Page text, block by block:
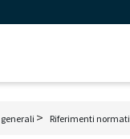
Riferimenti